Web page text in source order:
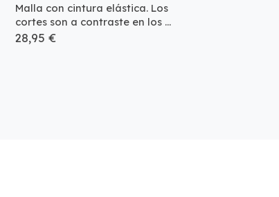
Malla con cintura elástica. Los
cortes son a contraste en los ...
28,95 €